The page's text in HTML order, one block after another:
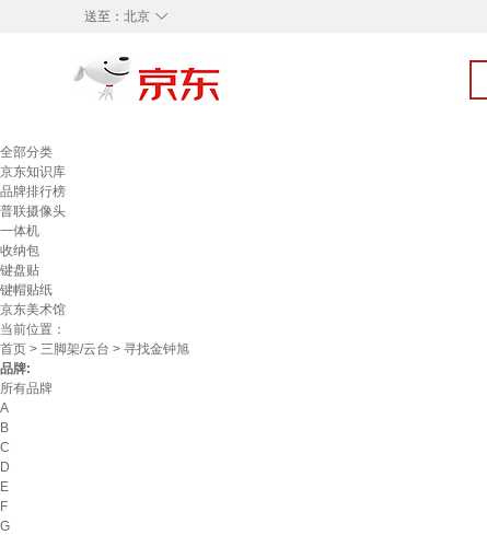
◇
送至： 北京
全部分类
京东知识库
品牌排行榜
普联摄像头
一体机
收纳包
键盘贴
键帽贴纸
京东美术馆
当前位置：
首页 > 三脚架/云台 > 寻找金钟旭
品牌:
所有品牌
A
B
C
D
E
F
G